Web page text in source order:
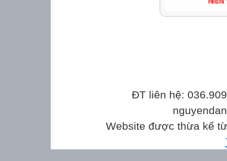
ĐT liên hệ:
Website được thừa kế